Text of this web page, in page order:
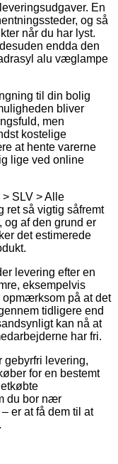
En
og så
når du har lyst.
endda den
alu væglampe
til din bolig
bliver
men
kostelige
at hente varerne
lige ved online
SLV > Alle
ret så vigtig såfremt
og af den grund er
det estimerede
levering efter en
eksempelvis
på at det
tidligere end
kan nå at
har fri.
gebyrfri levering,
for en bestemt
du bor nær
er at få dem til at